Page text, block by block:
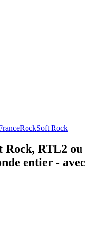
RockSoft Rock
Rock, RTL2 ou
entier - avec